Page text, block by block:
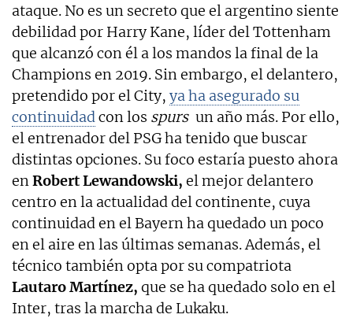
ataque. No es un secreto que el argentino siente
debilidad por Harry Kane, líder del Tottenham
que alcanzó con él a los mandos la final de la
Champions en 2019. Sin embargo, el delantero,
pretendido por el City, ya ha asegurado su
continuidadcon los spurs un año más. Por ello,
el entrenador del PSG ha tenido que buscar
distintas opciones. Su foco estaría puesto ahora
enRobert Lewandowski, el mejor delantero
centro en la actualidad del continente, cuya
continuidad en el Bayern ha quedado un poco
en el aire en las últimas semanas. Además, el
técnico también opta por su compatriota
Lautaro Martínez, que se ha quedado solo en el
Inter, tras la marcha de Lukaku.